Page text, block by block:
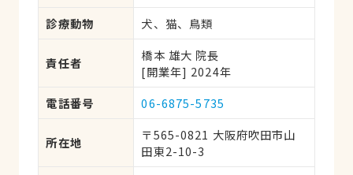
診療動物
犬、猫、鳥類
責任者
橋本 雄大 院長
[開業年] 2024年
電話番号
06-6875-5735
所在地
〒565-0821 大阪府吹田市山
田東2-10-3